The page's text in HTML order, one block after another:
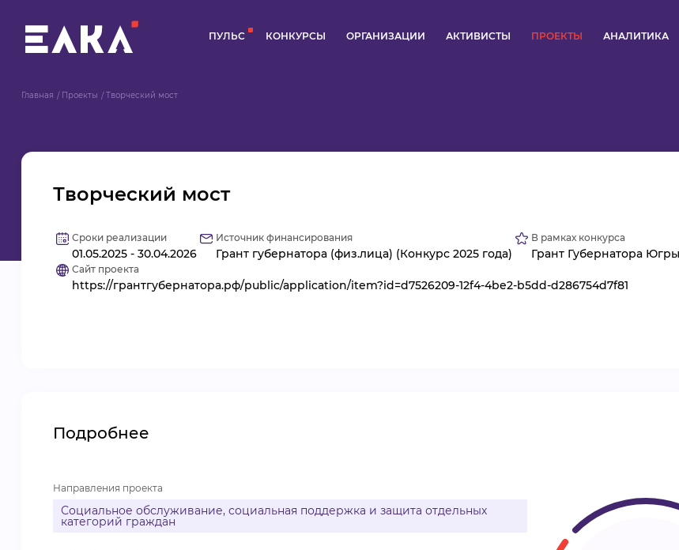
ПУЛЬС КОНКУРСЫ ОРГАНИЗАЦИИ АКТИВИСТЫ ПРОЕКТЫ АНАЛИТИКА
ПРОЕКТЫ
АНАЛИТИКА
Главная Проекты Творческий мост
Творческий мост
Сроки реализации
01.05.2025 - 30.04.2026
Источник финансирования
Грант губернатора (физ.лица) (Конкурс 2025 года)
В рамках конкурса
Грант Губернатора
Сайт проекта
https://грантгубернатора.рф/public/application/item?id=d7526209-12f4-4be2-b5dd-d286754d7f81
Подробнее
Направления проекта
Социальное обслуживание, социальная поддержка и защита отдельных
категорий граждан